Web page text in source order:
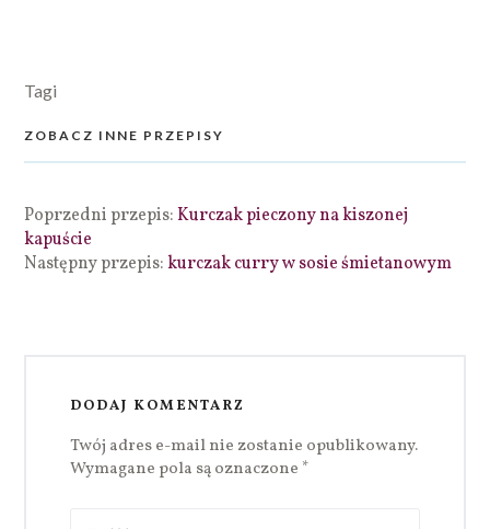
Tagi
ZOBACZ INNE PRZEPISY
Poprzedni przepis:Kurczak pieczony na kiszonej
kapuście
Następny przepis:kurczak curry w sosie śmietanowym
DODAJ KOMENTARZ
Twój adres e-mail nie zostanie opublikowany.
Wymagane pola są oznaczone *